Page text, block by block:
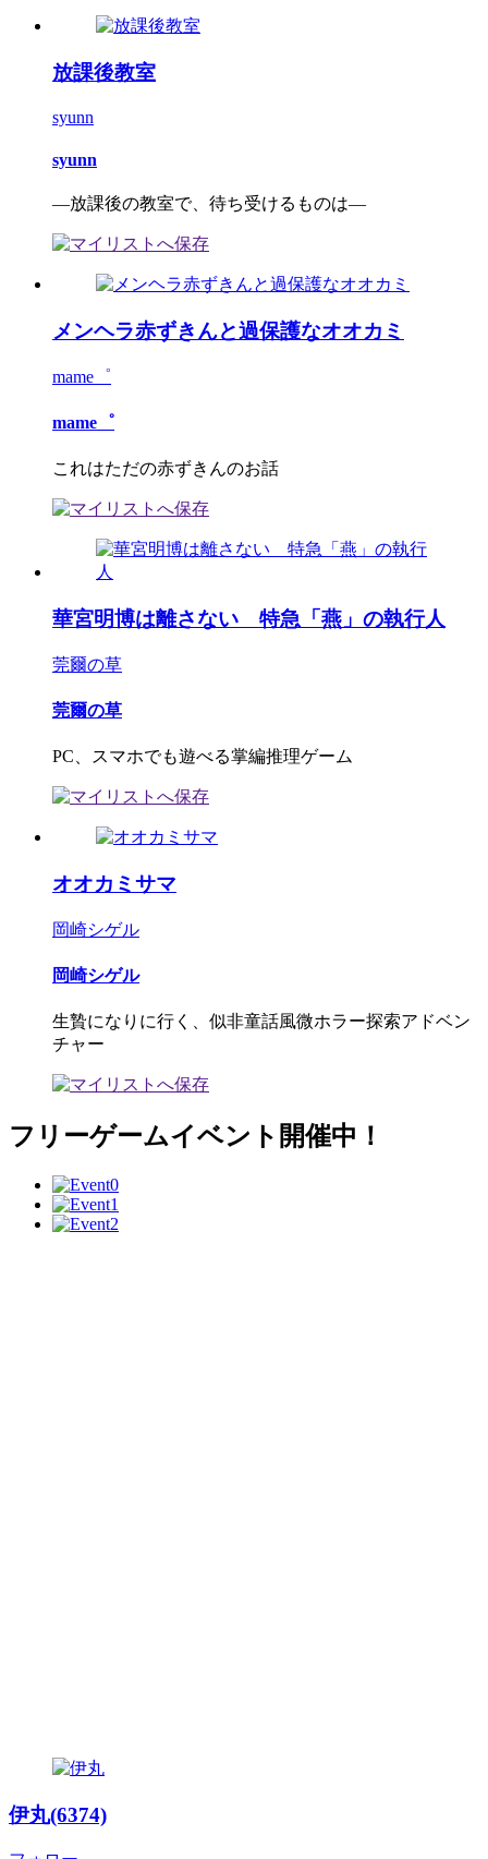
放課後教室
syunn
syunn
―放課後の教室で、待ち受けるものは―
メンヘラ赤ずきんと過保護なオオカミ
mame゜
mame゜
これはただの赤ずきんのお話
華宮明博は離さない 特急「燕」の執行人
莞爾の草
莞爾の草
PC、スマホでも遊べる掌編推理ゲーム
オオカミサマ
岡崎シゲル
岡崎シゲル
生贄になりに行く、似非童話風微ホラー探索アドベン
チャー
フリーゲームイベント開催中！
伊丸(6374)